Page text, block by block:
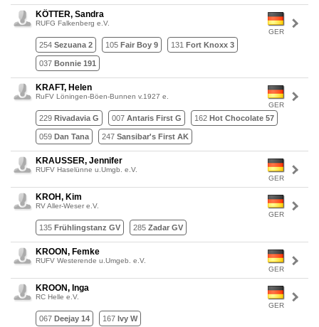
GER
KÖTTER, Sandra
RUFG Falkenberg e.V.
254 Sezuana 2 105 Fair Boy 9 131 Fort Knoxx 3
037 Bonnie 191
GER
KRAFT, Helen
RuFV Löningen-Böen-Bunnen v.1927 e.
229 Rivadavia G 007 Antaris First G 162 Hot Chocolate 57
059 Dan Tana 247 Sansibar's First AK
GER
KRAUSSER, Jennifer
RUFV Haselünne u.Umgb. e.V.
GER
KROH, Kim
RV Aller-Weser e.V.
135 Frühlingstanz GV 285 Zadar GV
GER
KROON, Femke
RUFV Westerende u.Umgeb. e.V.
GER
KROON, Inga
RC Helle e.V.
067 Deejay 14 167 Ivy W